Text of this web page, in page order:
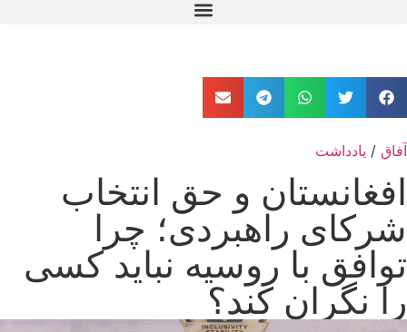
آفاق / یادداشت
افغانستان و حق انتخاب
شرکای راهبردی؛ چرا
توافق با روسیه نباید کسی
را نگران کند؟